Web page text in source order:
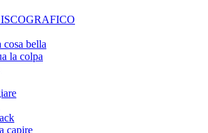
bella
la colpa
capire